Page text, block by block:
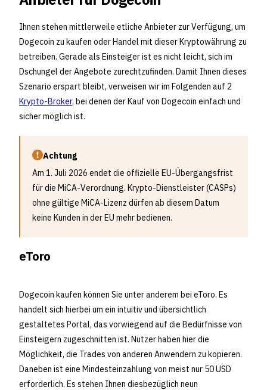
Ihnen stehen mittlerweile etliche Anbieter zur Verfügung, um
Dogecoin zu kaufen oder Handel mit dieser Kryptowährung zu
betreiben. Gerade als Einsteiger ist es nicht leicht, sich im
Dschungel der Angebote zurechtzufinden. Damit Ihnen dieses
Szenario erspart bleibt, verweisen wir im Folgenden auf 2
Krypto-Broker, bei denen der Kauf von Dogecoin einfach und
sicher möglich ist.
Achtung
Am 1. Juli 2026 endet die offizielle EU-Übergangsfrist
für die MiCA-Verordnung. Krypto-Dienstleister (CASPs)
ohne gültige MiCA-Lizenz dürfen ab diesem Datum
keine Kunden in der EU mehr bedienen.
eToro
Dogecoin kaufen können Sie unter anderem bei eToro. Es
handelt sich hierbei um ein intuitiv und übersichtlich
gestaltetes Portal, das vorwiegend auf die Bedürfnisse von
Einsteigern zugeschnitten ist. Nutzer haben hier die
Möglichkeit, die Trades von anderen Anwendern zu kopieren.
Daneben ist eine Mindesteinzahlung von meist nur 50 USD
erforderlich. Es stehen Ihnen diesbezüglich neun